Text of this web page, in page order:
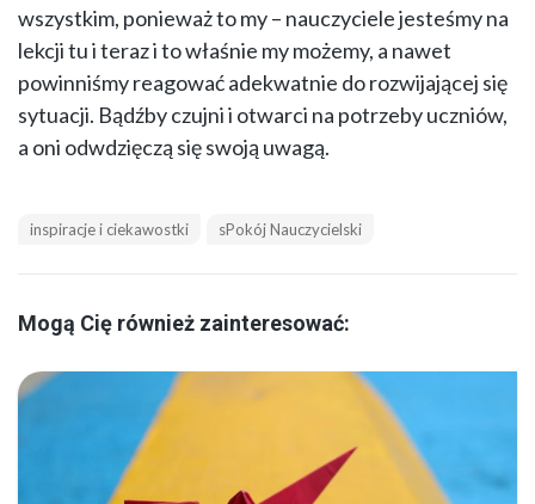
wszystkim, ponieważ to my – nauczyciele jesteśmy na
lekcji tu i teraz i to właśnie my możemy, a nawet
powinniśmy reagować adekwatnie do rozwijającej się
sytuacji. Bądźby czujni i otwarci na potrzeby uczniów,
a oni odwdzięczą się swoją uwagą.
inspiracje i ciekawostki sPokój Nauczycielski
Mogą Cię również zainteresować: